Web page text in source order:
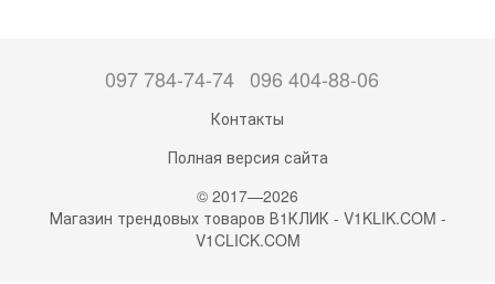
097 784-74-74 096 404-88-06
Контакты
Полная версия сайта
© 2017—2026
Магазин трендовых товаров В1КЛИК - V1KLIK.COM -
V1CLICK.COM